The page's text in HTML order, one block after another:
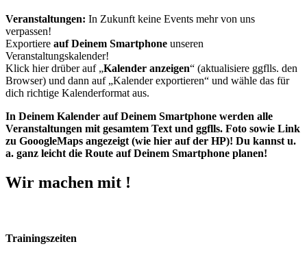
Veranstaltungen: In Zukunft keine Events mehr von uns
verpassen!
Exportiere auf Deinem Smartphone unseren
Veranstaltungskalender!
Klick hier drüber auf „Kalender anzeigen“ (aktualisiere ggflls. den
Browser) und dann auf „Kalender exportieren“ und wähle das für
dich richtige Kalenderformat aus.
In Deinem Kalender auf Deinem Smartphone werden alle
Veranstaltungen mit gesamtem Text und ggflls. Foto sowie Link
zu GooogleMaps angezeigt (wie hier auf der HP)! Du kannst u.
a. ganz leicht die Route auf Deinem Smartphone planen!
Wir machen mit !
Trainingszeiten